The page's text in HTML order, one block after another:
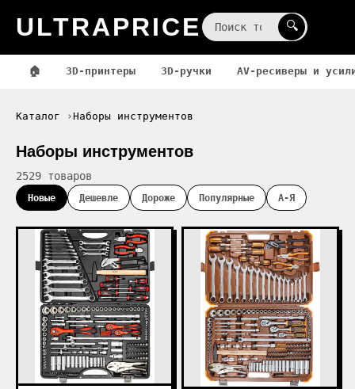
ULTRAPRICE 🔍
🏠 3D-принтеры 3D-ручки AV-ресиверы и
Каталог Наборы инструментов
Наборы инструментов
2529 товаров
Новые Дешевле Дороже Популярные А-Я